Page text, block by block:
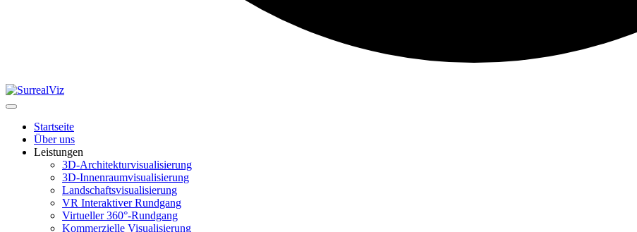
Startseite
Über uns
Leistungen
3D-Architekturvisualisierung
3D-Innenraumvisualisierung
Landschaftsvisualisierung
VR Interaktiver Rundgang
Virtueller 360°-Rundgang
Kommerzielle Visualisierung